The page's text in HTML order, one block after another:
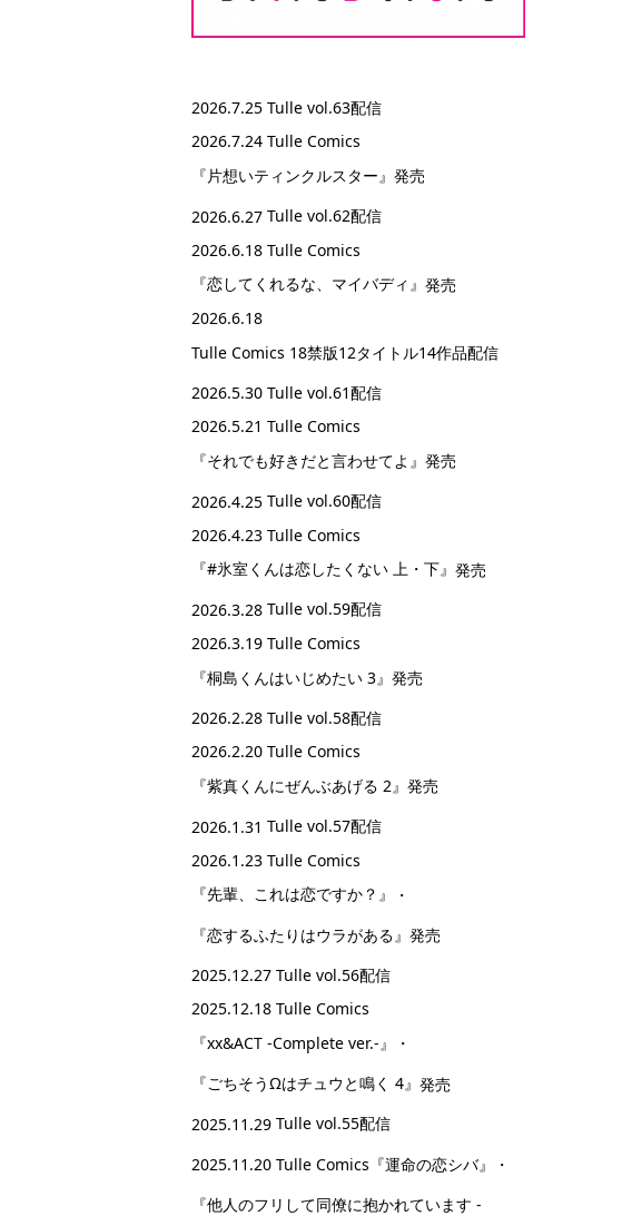
2026.7.25 Tulle vol.63配信
2026.7.24 Tulle Comics
『片想いティンクルスター』 発売
2026.6.27 Tulle vol.62配信
2026.6.18 Tulle Comics
『恋してくれるな、マイバディ』 発売
2026.6.18
Tulle Comics 18禁版12タイトル14作品配信
2026.5.30 Tulle vol.61配信
2026.5.21 Tulle Comics
『それでも好きだと言わせてよ』 発売
2026.4.25 Tulle vol.60配信
2026.4.23 Tulle Comics
『#氷室くんは恋したくない 上・下』 発売
2026.3.28 Tulle vol.59配信
2026.3.19 Tulle Comics
『桐島くんはいじめたい 3』 発売
2026.2.28 Tulle vol.58配信
2026.2.20 Tulle Comics
『紫真くんにぜんぶあげる 2』 発売
2026.1.31 Tulle vol.57配信
2026.1.23 Tulle Comics
『先輩、これは恋ですか？』
・
『恋するふたりはウラがある』 発売
2025.12.27 Tulle vol.56配信
2025.12.18 Tulle Comics
『xx&ACT -Complete ver.-』
・
『ごちそうΩはチュウと鳴く 4』 発売
2025.11.29 Tulle vol.55配信
2025.11.20 Tulle Comics 『運命の恋シバ』
・
『他人のフリして同僚に抱かれています -